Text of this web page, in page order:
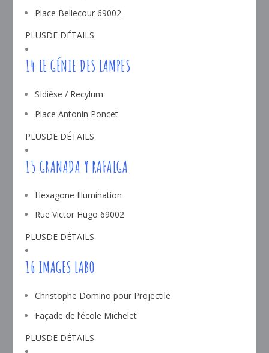
Place Bellecour 69002
PLUSDE DÉTAILS
14 LE GÉNIE DES LAMPES
SIdièse / Recylum
Place Antonin Poncet
PLUSDE DÉTAILS
15 GRANADA Y RAFALGA
Hexagone Illumination
Rue Victor Hugo 69002
PLUSDE DÉTAILS
16 IMAGES LABO
Christophe Domino pour Projectile
Façade de l’école Michelet
PLUSDE DÉTAILS